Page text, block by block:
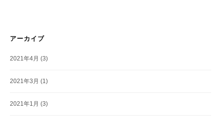
アーカイブ
2021年4月 (3)
2021年3月 (1)
2021年1月 (3)